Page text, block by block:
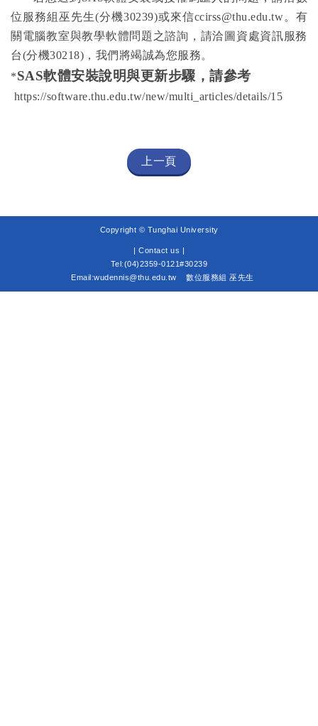
位服務組巫先生(分機30239)或來信ccirss@thu.edu.tw。 有
關電腦教室與教學軟體問題之諮詢，請洽圖資處資訊服務
台(分機30218) ，我們將竭誠為您服務。
*SAS軟體安裝說明與更新步驟，請參考
https://software.thu.edu.tw/new/multi_articles/details/15
上一頁
Copyright © Tunghai University
| Contact us |
Tel:(04)2359-0121#30239
Email:wudennis@thu.edu.tw
數位服務組 巫先生